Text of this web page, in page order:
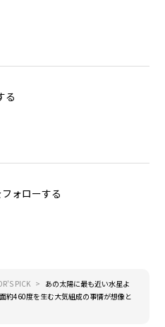
る
ォローする
PICK
あの太陽に最も近い水星よ
約460度を生む大気組成の事情が想像と